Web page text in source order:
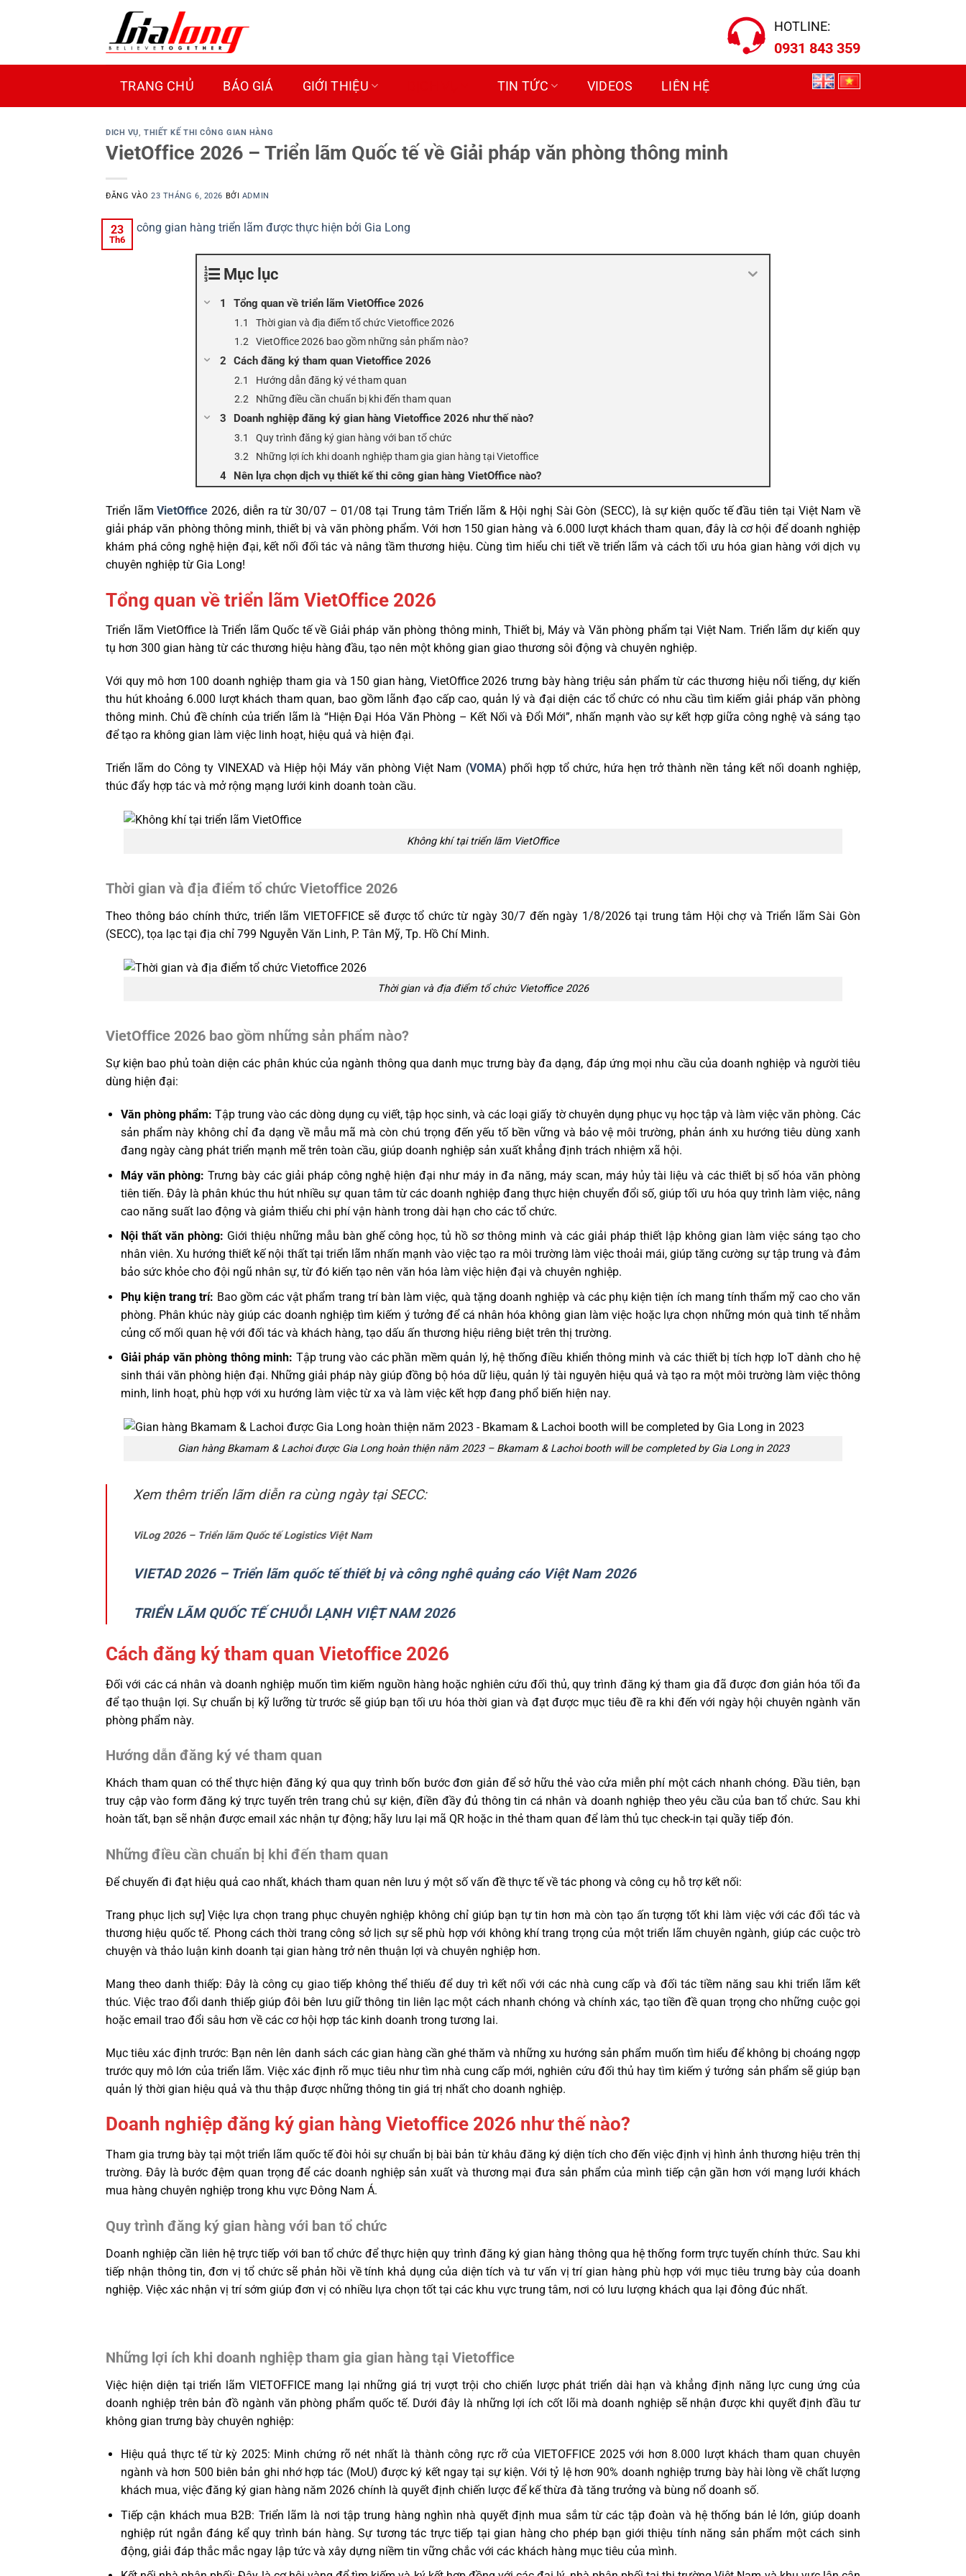
dung
HOTLINE:
0931 843 359
TRANG CHỦ BÁO GIÁ GIỚI THIỆU TIN TỨC VIDEOS LIÊN HỆ
DICH VỤ,THIẾT KẾ THI CÔNG GIAN HÀNG
VietOffice 2026 – Triển lãm Quốc tế về Giải pháp văn phòng thông minh
ĐĂNG VÀO23 THÁNG 6, 2026 BỞI ADMIN
23
Th6
Mục lục
Tổng quan về triển lãm VietOffice 2026
Thời gian và địa điểm tổ chức Vietoffice 2026
VietOffice 2026 bao gồm những sản phẩm nào?
Cách đăng ký tham quan Vietoffice 2026
Hướng dẫn đăng ký vé tham quan
Những điều cần chuẩn bị khi đến tham quan
Doanh nghiệp đăng ký gian hàng Vietoffice 2026 như thế nào?
Quy trình đăng ký gian hàng với ban tổ chức
Những lợi ích khi doanh nghiệp tham gia gian hàng tại Vietoffice
Nên lựa chọn dịch vụ thiết kế thi công gian hàng VietOffice nào?
Triển lãmVietOffice 2026, diễn ra từ 30/07 – 01/08 tại Trung tâm Triển lãm & Hội nghị Sài Gòn (SECC), là sự kiện quốc tế đầu tiên tại Việt Nam về
giải pháp văn phòng thông minh, thiết bị và văn phòng phẩm. Với hơn 150 gian hàng và 6.000 lượt khách tham quan, đây là cơ hội để doanh nghiệp
khám phá công nghệ hiện đại, kết nối đối tác và nâng tầm thương hiệu. Cùng tìm hiểu chi tiết về triển lãm và cách tối ưu hóa gian hàng với dịch vụ
chuyên nghiệp từ Gia Long!
Tổng quan về triển lãm VietOffice 2026
Triển lãm VietOffice là Triển lãm Quốc tế về Giải pháp văn phòng thông minh, Thiết bị, Máy và Văn phòng phẩm tại Việt Nam. Triển lãm dự kiến quy
tụ hơn 300 gian hàng từ các thương hiệu hàng đầu, tạo nên một không gian giao thương sôi động và chuyên nghiệp.
Với quy mô hơn 100 doanh nghiệp tham gia và 150 gian hàng, VietOffice 2026 trưng bày hàng triệu sản phẩm từ các thương hiệu nổi tiếng, dự kiến
thu hút khoảng 6.000 lượt khách tham quan, bao gồm lãnh đạo cấp cao, quản lý và đại diện các tổ chức có nhu cầu tìm kiếm giải pháp văn phòng
thông minh. Chủ đề chính của triển lãm là “Hiện Đại Hóa Văn Phòng – Kết Nối và Đổi Mới”, nhấn mạnh vào sự kết hợp giữa công nghệ và sáng tạo
để tạo ra không gian làm việc linh hoạt, hiệu quả và hiện đại.
Triển lãm do Công ty VINEXAD và Hiệp hội Máy văn phòng Việt Nam (VOMA) phối hợp tổ chức, hứa hẹn trở thành nền tảng kết nối doanh nghiệp,
thúc đẩy hợp tác và mở rộng mạng lưới kinh doanh toàn cầu.
Không khí tại triển lãm VietOffice
Thời gian và địa điểm tổ chức Vietoffice 2026
Theo thông báo chính thức, triển lãm VIETOFFICE sẽ được tổ chức từ ngày 30/7 đến ngày 1/8/2026 tại trung tâm Hội chợ và Triển lãm Sài Gòn
(SECC), tọa lạc tại địa chỉ 799 Nguyễn Văn Linh, P. Tân Mỹ, Tp. Hồ Chí Minh.
Thời gian và địa điểm tổ chức Vietoffice 2026
VietOffice 2026 bao gồm những sản phẩm nào?
Sự kiện bao phủ toàn diện các phân khúc của ngành thông qua danh mục trưng bày đa dạng, đáp ứng mọi nhu cầu của doanh nghiệp và người tiêu
dùng hiện đại:
Văn phòng phẩm: Tập trung vào các dòng dụng cụ viết, tập học sinh, và các loại giấy tờ chuyên dụng phục vụ học tập và làm việc văn phòng. Các
sản phẩm này không chỉ đa dạng về mẫu mã mà còn chú trọng đến yếu tố bền vững và bảo vệ môi trường, phản ánh xu hướng tiêu dùng xanh
đang ngày càng phát triển mạnh mẽ trên toàn cầu, giúp doanh nghiệp sản xuất khẳng định trách nhiệm xã hội.
Máy văn phòng: Trưng bày các giải pháp công nghệ hiện đại như máy in đa năng, máy scan, máy hủy tài liệu và các thiết bị số hóa văn phòng
tiên tiến. Đây là phân khúc thu hút nhiều sự quan tâm từ các doanh nghiệp đang thực hiện chuyển đổi số, giúp tối ưu hóa quy trình làm việc, nâng
cao năng suất lao động và giảm thiểu chi phí vận hành trong dài hạn cho các tổ chức.
Nội thất văn phòng: Giới thiệu những mẫu bàn ghế công học, tủ hồ sơ thông minh và các giải pháp thiết lập không gian làm việc sáng tạo cho
nhân viên. Xu hướng thiết kế nội thất tại triển lãm nhấn mạnh vào việc tạo ra môi trường làm việc thoải mái, giúp tăng cường sự tập trung và đảm
bảo sức khỏe cho đội ngũ nhân sự, từ đó kiến tạo nên văn hóa làm việc hiện đại và chuyên nghiệp.
Phụ kiện trang trí: Bao gồm các vật phẩm trang trí bàn làm việc, quà tặng doanh nghiệp và các phụ kiện tiện ích mang tính thẩm mỹ cao cho văn
phòng. Phân khúc này giúp các doanh nghiệp tìm kiếm ý tưởng để cá nhân hóa không gian làm việc hoặc lựa chọn những món quà tinh tế nhằm
củng cố mối quan hệ với đối tác và khách hàng, tạo dấu ấn thương hiệu riêng biệt trên thị trường.
Giải pháp văn phòng thông minh: Tập trung vào các phần mềm quản lý, hệ thống điều khiển thông minh và các thiết bị tích hợp IoT dành cho hệ
sinh thái văn phòng hiện đại. Những giải pháp này giúp đồng bộ hóa dữ liệu, quản lý tài nguyên hiệu quả và tạo ra một môi trường làm việc thông
minh, linh hoạt, phù hợp với xu hướng làm việc từ xa và làm việc kết hợp đang phổ biến hiện nay.
Gian hàng Bkamam & Lachoi được Gia Long hoàn thiện năm 2023 – Bkamam & Lachoi booth will be completed by Gia Long in 2023
Xem thêm triển lãm diễn ra cùng ngày tại SECC:
ViLog 2026 – Triển lãm Quốc tế Logistics Việt Nam
VIETAD 2026 – Triển lãm quốc tế thiết bị và công nghê quảng cáo Việt Nam 2026
TRIỂN LÃM QUỐC TẾ CHUỖI LẠNH VIỆT NAM 2026
Cách đăng ký tham quan Vietoffice 2026
Đối với các cá nhân và doanh nghiệp muốn tìm kiếm nguồn hàng hoặc nghiên cứu đối thủ, quy trình đăng ký tham gia đã được đơn giản hóa tối đa
để tạo thuận lợi. Sự chuẩn bị kỹ lưỡng từ trước sẽ giúp bạn tối ưu hóa thời gian và đạt được mục tiêu đề ra khi đến với ngày hội chuyên ngành văn
phòng phẩm này.
Hướng dẫn đăng ký vé tham quan
Khách tham quan có thể thực hiện đăng ký qua quy trình bốn bước đơn giản để sở hữu thẻ vào cửa miễn phí một cách nhanh chóng. Đầu tiên, bạn
truy cập vào form đăng ký trực tuyến trên trang chủ sự kiện, điền đầy đủ thông tin cá nhân và doanh nghiệp theo yêu cầu của ban tổ chức. Sau khi
hoàn tất, bạn sẽ nhận được email xác nhận tự động; hãy lưu lại mã QR hoặc in thẻ tham quan để làm thủ tục check-in tại quầy tiếp đón.
Những điều cần chuẩn bị khi đến tham quan
Để chuyến đi đạt hiệu quả cao nhất, khách tham quan nên lưu ý một số vấn đề thực tế về tác phong và công cụ hỗ trợ kết nối:
Trang phục lịch sự] Việc lựa chọn trang phục chuyên nghiệp không chỉ giúp bạn tự tin hơn mà còn tạo ấn tượng tốt khi làm việc với các đối tác và
thương hiệu quốc tế. Phong cách thời trang công sở lịch sự sẽ phù hợp với không khí trang trọng của một triển lãm chuyên ngành, giúp các cuộc trò
chuyện và thảo luận kinh doanh tại gian hàng trở nên thuận lợi và chuyên nghiệp hơn.
Mang theo danh thiếp: Đây là công cụ giao tiếp không thể thiếu để duy trì kết nối với các nhà cung cấp và đối tác tiềm năng sau khi triển lãm kết
thúc. Việc trao đổi danh thiếp giúp đôi bên lưu giữ thông tin liên lạc một cách nhanh chóng và chính xác, tạo tiền đề quan trọng cho những cuộc gọi
hoặc email trao đổi sâu hơn về các cơ hội hợp tác kinh doanh trong tương lai.
Mục tiêu xác định trước: Bạn nên lên danh sách các gian hàng cần ghé thăm và những xu hướng sản phẩm muốn tìm hiểu để không bị choáng ngợp
trước quy mô lớn của triển lãm. Việc xác định rõ mục tiêu như tìm nhà cung cấp mới, nghiên cứu đối thủ hay tìm kiếm ý tưởng sản phẩm sẽ giúp bạn
quản lý thời gian hiệu quả và thu thập được những thông tin giá trị nhất cho doanh nghiệp.
Doanh nghiệp đăng ký gian hàng Vietoffice 2026 như thế nào?
Tham gia trưng bày tại một triển lãm quốc tế đòi hỏi sự chuẩn bị bài bản từ khâu đăng ký diện tích cho đến việc định vị hình ảnh thương hiệu trên thị
trường. Đây là bước đệm quan trọng để các doanh nghiệp sản xuất và thương mại đưa sản phẩm của mình tiếp cận gần hơn với mạng lưới khách
mua hàng chuyên nghiệp trong khu vực Đông Nam Á.
Quy trình đăng ký gian hàng với ban tổ chức
Doanh nghiệp cần liên hệ trực tiếp với ban tổ chức để thực hiện quy trình đăng ký gian hàng thông qua hệ thống form trực tuyến chính thức. Sau khi
tiếp nhận thông tin, đơn vị tổ chức sẽ phản hồi về tính khả dụng của diện tích và tư vấn vị trí gian hàng phù hợp với mục tiêu trưng bày của doanh
nghiệp. Việc xác nhận vị trí sớm giúp đơn vị có nhiều lựa chọn tốt tại các khu vực trung tâm, nơi có lưu lượng khách qua lại đông đúc nhất.
Những lợi ích khi doanh nghiệp tham gia gian hàng tại Vietoffice
Việc hiện diện tại triển lãm VIETOFFICE mang lại những giá trị vượt trội cho chiến lược phát triển dài hạn và khẳng định năng lực cung ứng của
doanh nghiệp trên bản đồ ngành văn phòng phẩm quốc tế. Dưới đây là những lợi ích cốt lõi mà doanh nghiệp sẽ nhận được khi quyết định đầu tư
không gian trưng bày chuyên nghiệp:
Hiệu quả thực tế từ kỳ 2025: Minh chứng rõ nét nhất là thành công rực rỡ của VIETOFFICE 2025 với hơn 8.000 lượt khách tham quan chuyên
ngành và hơn 500 biên bản ghi nhớ hợp tác (MoU) được ký kết ngay tại sự kiện. Với tỷ lệ hơn 90% doanh nghiệp trưng bày hài lòng về chất lượng
khách mua, việc đăng ký gian hàng năm 2026 chính là quyết định chiến lược để kế thừa đà tăng trưởng và bùng nổ doanh số.
Tiếp cận khách mua B2B: Triển lãm là nơi tập trung hàng nghìn nhà quyết định mua sắm từ các tập đoàn và hệ thống bán lẻ lớn, giúp doanh
nghiệp rút ngắn đáng kể quy trình bán hàng. Sự tương tác trực tiếp tại gian hàng cho phép bạn giới thiệu tính năng sản phẩm một cách sinh
động, giải đáp thắc mắc ngay lập tức và xây dựng niềm tin vững chắc với các khách hàng mục tiêu của mình.